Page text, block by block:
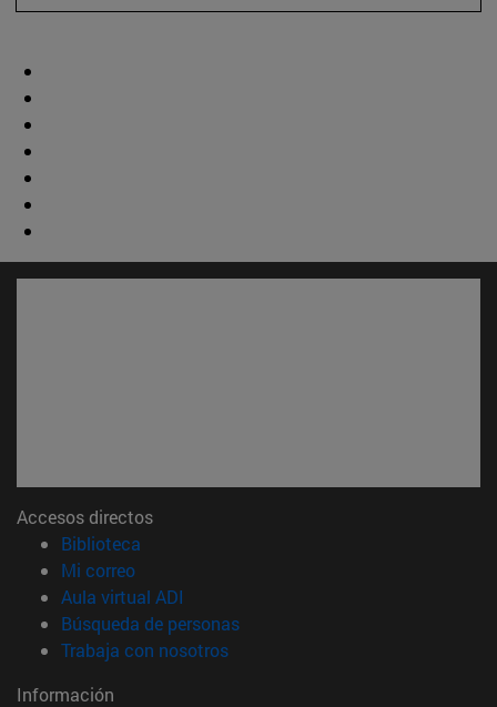
Accesos directos
Biblioteca
Mi correo(abre en nueva ventana)
Aula virtual ADI
Búsqueda de personas(abre en nueva ventana)
Trabaja con nosotros(abre en nueva ventana)
Información